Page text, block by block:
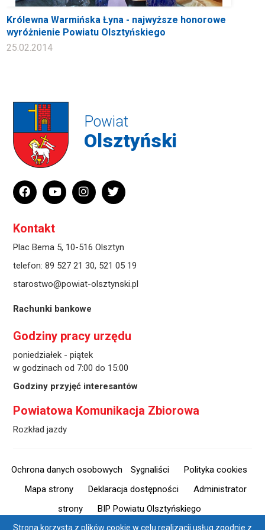
Królewna Warmińska Łyna - najwyższe honorowe
wyróżnienie Powiatu Olsztyńskiego
25.02.2014
Powiat
Olsztyński
Kontakt
Plac Bema 5, 10-516 Olsztyn
telefon: 89 527 21 30, 521 05 19
starostwo@powiat-olsztynski.pl
Rachunki bankowe
Godziny pracy urzędu
poniedziałek - piątek
w godzinach od 7:00 do 15:00
Godziny przyjęć interesantów
Powiatowa Komunikacja Zbiorowa
Rozkład jazdy
Ochrona danych osobowych Sygnaliści
Polityka cookies
Mapa strony
Deklaracja dostępności
Administrator
strony
BIP Powiatu Olsztyńskiego
Strona korzysta z plików cookie w celu realizacji usług zgodnie z